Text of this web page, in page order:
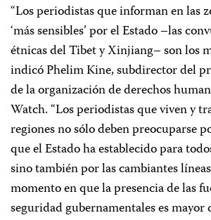
“Los periodistas que informan en las
‘más sensibles’ por el Estado –las
étnicas del Tibet y Xinjiang– son los
indicó Phelim Kine, subdirector del
de la organización de derechos
Watch. “Los periodistas que viven y
regiones no sólo deben preocuparse
que el Estado ha establecido para
sino también por las cambiantes líneas
momento en que la presencia de las
seguridad gubernamentales es mayor